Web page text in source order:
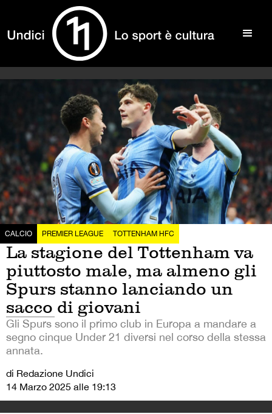
CALCIO PREMIER LEAGUE TOTTENHAM HFC
La stagione del Tottenham va
piuttosto male, ma almeno gli
Spurs stanno lanciando un
sacco di giovani
Gli Spurs sono il primo club in Europa a mandare a
segno cinque Under 21 diversi nel corso della stessa
annata.
di Redazione Undici
14 Marzo 2025 alle 19:13